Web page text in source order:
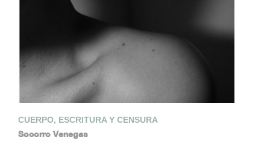
CUERPO, ESCRITURA Y CENSURA
Socorro Venegas